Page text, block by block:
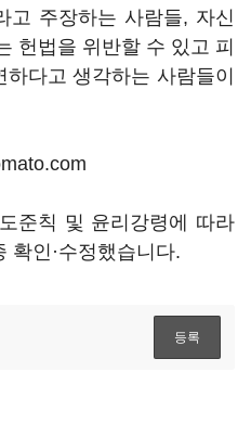
고 주장하는 사람들, 자신
헌법을 위반할 수 있고 피
다고 생각하는 사람들이
준칙 및 윤리강령에 따라
확인·수정했습니다.